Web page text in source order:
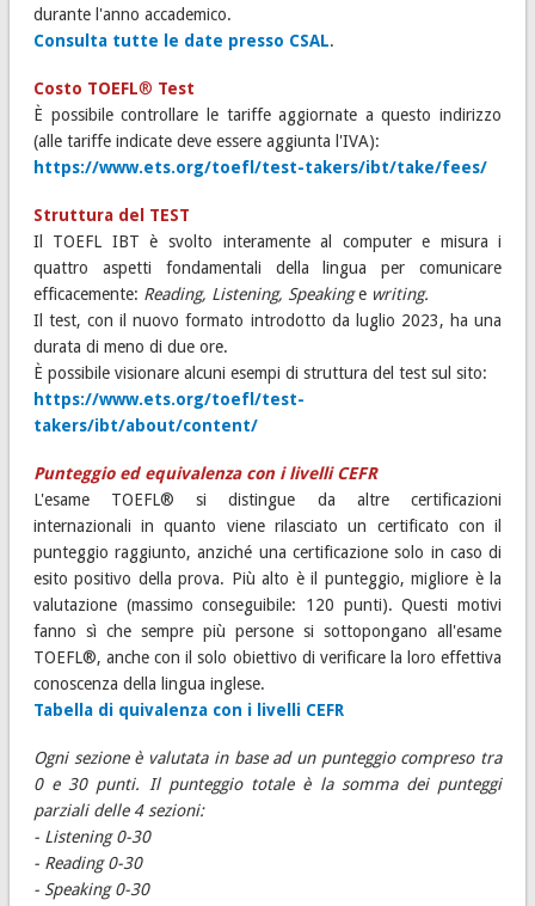
durante l'anno accademico.
Consulta tutte le date presso CSAL.
Costo TOEFL® Test
È possibile controllare le tariffe aggiornate a questo indirizzo
(alle tariffe indicate deve essere aggiunta l'IVA):
https://www.ets.org/toefl/test-takers/ibt/take/fees/
Struttura del TEST
Il TOEFL IBT è svolto interamente al computer e misura i
quattro aspetti fondamentali della lingua per comunicare
efficacemente: Reading, Listening, Speakinge writing.
Il test, con il nuovo formato introdotto da luglio 2023, ha una
durata di meno di due ore.
È possibile visionare alcuni esempi di struttura del test sul sito:
https://www.ets.org/toefl/test-
takers/ibt/about/content/
Punteggio ed equivalenza con i livelli CEFR
L'esame TOEFL® si distingue da altre certificazioni
internazionali in quanto viene rilasciato un certificato con il
punteggio raggiunto, anziché una certificazione solo in caso di
esito positivo della prova. Più alto è il punteggio, migliore è la
valutazione (massimo conseguibile: 120 punti). Questi motivi
fanno sì che sempre più persone si sottopongano all'esame
TOEFL®, anche con il solo obiettivo di verificare la loro effettiva
conoscenza della lingua inglese.
Tabella di quivalenza con i livelli CEFR
Ogni sezione è valutata in base ad un punteggio compreso tra
0 e 30 punti. Il punteggio totale è la somma dei punteggi
parziali delle 4 sezioni:
- Listening 0-30
- Reading 0-30
- Speaking 0-30